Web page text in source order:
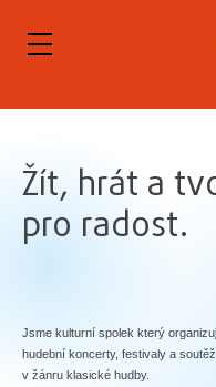
Žít, hrát a
pro radost.
Jsme kulturní spolek který
hudební koncerty, festivaly a
v žánru klasické hudby.